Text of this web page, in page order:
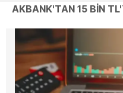
AKBANK'TAN 15 BİN